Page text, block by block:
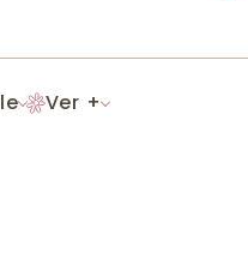
Ver +